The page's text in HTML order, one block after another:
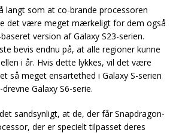
langt som at co-brande processoren
det være meget mærkeligt for dem også
version af Galaxy S23-serien.
bevis endnu på, at alle regioner kunne
i år. Hvis dette lykkes, vil det være
så meget ensartethed i Galaxy S-serien
drevne Galaxy S6-serie.
sandsynligt, at de, der får Snapdragon-
der er specielt tilpasset deres